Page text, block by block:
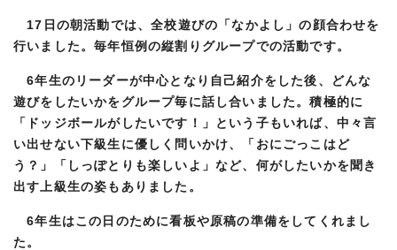
17日の朝活動では、全校遊びの「なかよし」の顔合わせを
行いました。毎年恒例の縦割りグループでの活動です。
6年生のリーダーが中心となり自己紹介をした後、どんな
遊びをしたいかをグループ毎に話し合いました。積極的に
「ドッジボールがしたいです！」という子もいれば、中々言
い出せない下級生に優しく問いかけ、「おにごっこはど
う？」「しっぽとりも楽しいよ」など、何がしたいかを聞き
出す上級生の姿もありました。
6年生はこの日のために看板や原稿の準備をしてくれまし
た。